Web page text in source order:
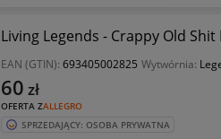
Living Legends - Crappy Old Shit
EAN (GTIN): 693405002825 Wytwórnia:
OFERTA ZALLEGRO
60 zł
SPRZEDAJĄCY: OSOBA PRYWATNA